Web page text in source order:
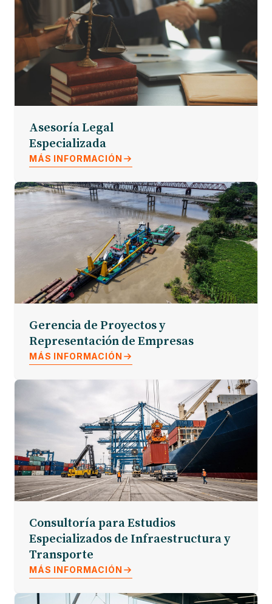
Asesoría Legal
Especializada
MÁS INFORMACIÓN
Gerencia de Proyectos y
Representación de Empresas
MÁS INFORMACIÓN
Consultoría para Estudios
Especializados de Infraestructura y
Transporte
MÁS INFORMACIÓN